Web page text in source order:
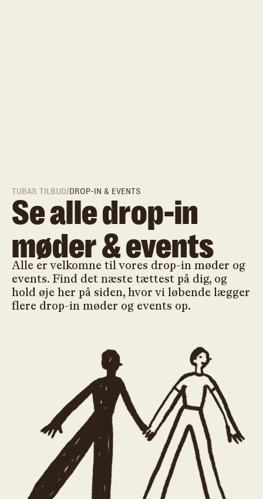
TUBAS TILBUD/DROP-IN & EVENTS
Se alle drop-in
møder & events
Alle er velkomne til vores drop-in møder og
events. Find det næste tættest på dig, og
hold øje her på siden, hvor vi løbende lægger
flere drop-in møder og events op.